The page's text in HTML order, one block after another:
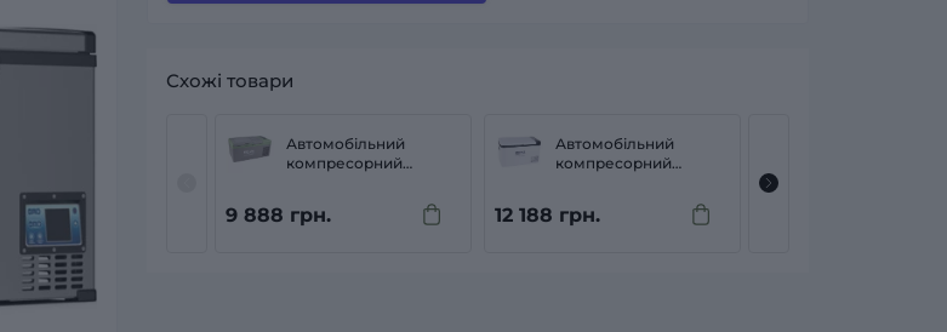
Схожі товари
Автомобільний
компресорний
9 888 грн.
Автомобільний
компресорний
12 188 грн.